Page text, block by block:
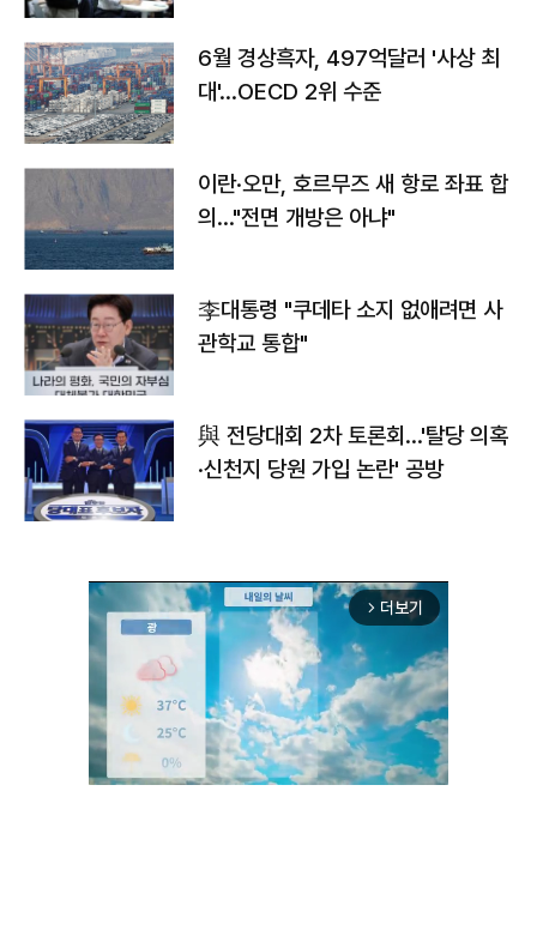
6월 경상흑자, 497억달러 '사상 최
대'…OECD 2위 수준
이란·오만, 호르무즈 새 항로 좌표 합
의…"전면 개방은 아냐"
李대통령 "쿠데타 소지 없애려면 사
관학교 통합"
與 전당대회 2차 토론회…'탈당 의혹
·신천지 당원 가입 논란' 공방
arrow_forward_ios 더보기